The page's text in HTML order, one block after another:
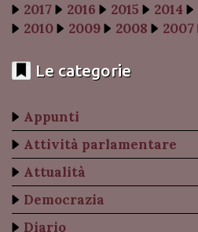
2017
2016 2015 2014
2010
2009 2008 2007
Le categorie
Appunti
Attività parlamentare
Attualità
Democrazia
Diario